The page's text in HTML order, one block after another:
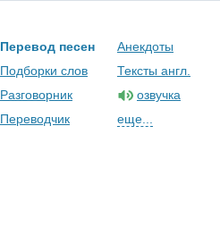
Перевод песен
Подборки слов
Разговорник
Переводчик
Анекдоты
Тексты англ.
озвучка
еще...